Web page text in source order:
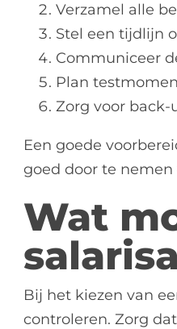
Verzamel alle
Stel een tijdlijn
Communiceer
Plan
Zorg voor
Een goede
goed door te
Wat
Bij het kiezen van
controleren. Zorg